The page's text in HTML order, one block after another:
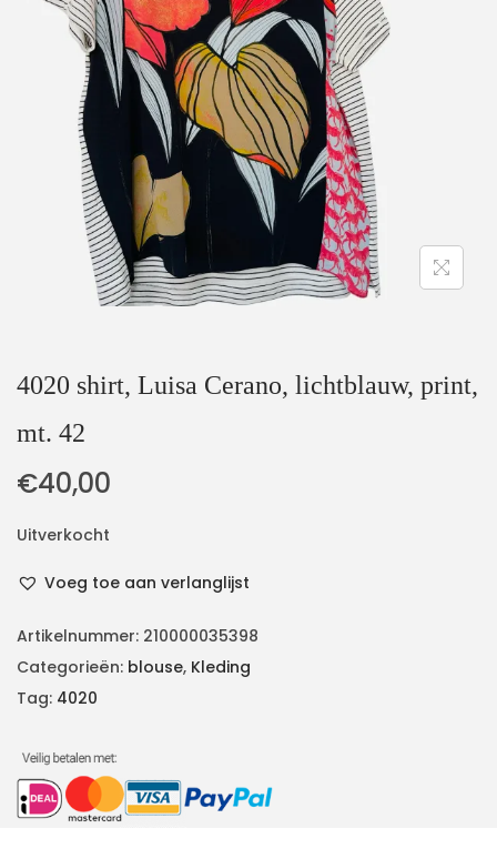
t
i
e
u
d
4020 shirt, Luisa Cerano, lichtblauw, print,
mt. 42
€40,00
Uitverkocht
Voeg toe aan verlanglijst
Artikelnummer: 210000035398
Categorieën: blouse, Kleding
Tag: 4020